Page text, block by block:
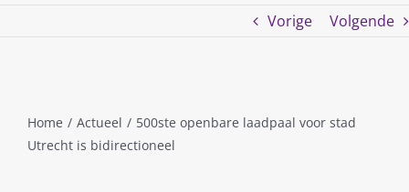
Vorige Volgende
Home / Actueel / 500ste openbare laadpaal voor stad
Utrecht is bidirectioneel